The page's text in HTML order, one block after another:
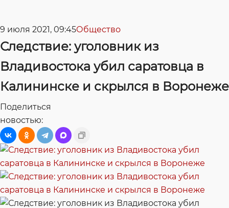
9 июля 2021, 09:45Общество
Следствие: уголовник из
Владивостока убил саратовца в
Калининске и скрылся в Воронеже
Поделиться
новостью: